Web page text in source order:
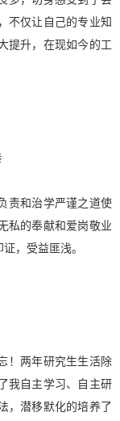
不仅让自己的专业知
提升，在现如今的工
责和治学严谨之道使
私的奉献和爱岗敬业
，受益匪浅。
！两年研究生生活除
我自主学习、自主研
，潜移默化的培养了